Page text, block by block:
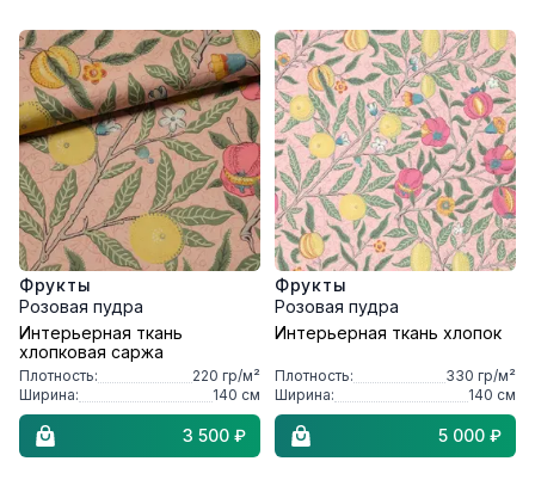
Фрукты
Розовая пудра
Интерьерная ткань
хлопковая саржа
Плотность: 220 гр/м²
Ширина:
140 см
3 500 ₽
Фрукты
Розовая пудра
Интерьерная ткань хлопок
Плотность: 330 гр/м²
Ширина:
140 см
5 000 ₽